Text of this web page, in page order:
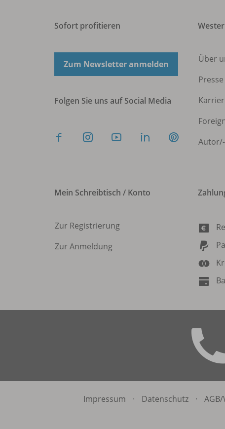
Sofort profitieren
Zum Newsletter anmelden
Folgen Sie uns auf Social Media
Über
Presse
Autor/
Mein Schreibtisch / Konto
Zur Registrierung
Zur Anmeldung
Impressum · Datenschutz · AGB/